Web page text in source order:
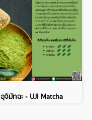
อุจิมัทฉะ - UJI Matcha